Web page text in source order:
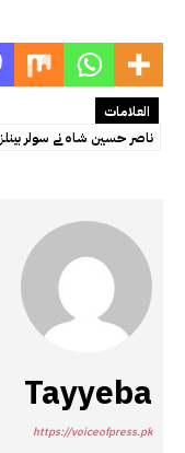
العلامات
ناصر حسین شاہ نے سولر
Tayyeba
https://voiceofpress.pk